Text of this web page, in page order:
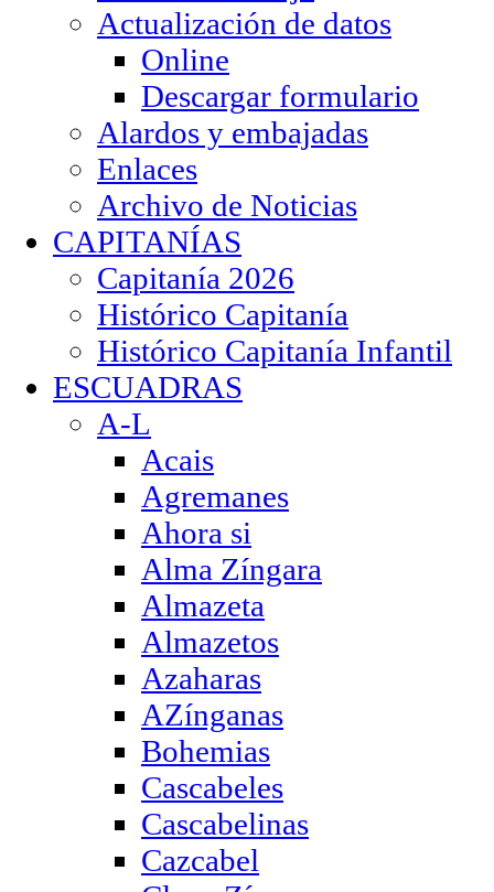
Actualización de datos
Online
Descargar formulario
Alardos y embajadas
Enlaces
Archivo de Noticias
CAPITANÍAS
Capitanía 2026
Histórico Capitanía
Histórico Capitanía Infantil
ESCUADRAS
A-L
Acais
Agremanes
Ahora si
Alma Zíngara
Almazeta
Almazetos
Azaharas
AZínganas
Bohemias
Cascabeles
Cascabelinas
Cazcabel